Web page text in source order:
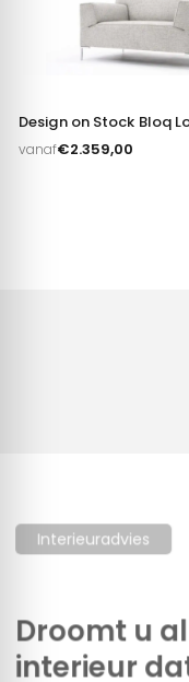
Design on Stock Bloq
vanaf€2.359,00
Interieuradvies
Droomt u
interieur